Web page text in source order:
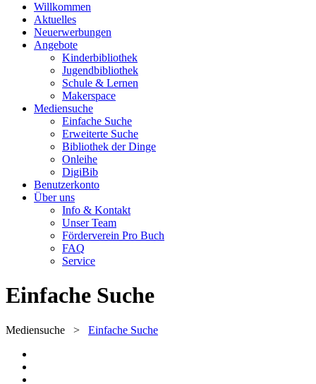
Willkommen
Aktuelles
Neuerwerbungen
Angebote
Kinderbibliothek
Jugendbibliothek
Schule & Lernen
Makerspace
Mediensuche
Einfache Suche
Erweiterte Suche
Bibliothek der Dinge
Onleihe
DigiBib
Benutzerkonto
Über uns
Info & Kontakt
Unser Team
Förderverein Pro Buch
FAQ
Service
Einfache Suche
Mediensuche > Einfache Suche